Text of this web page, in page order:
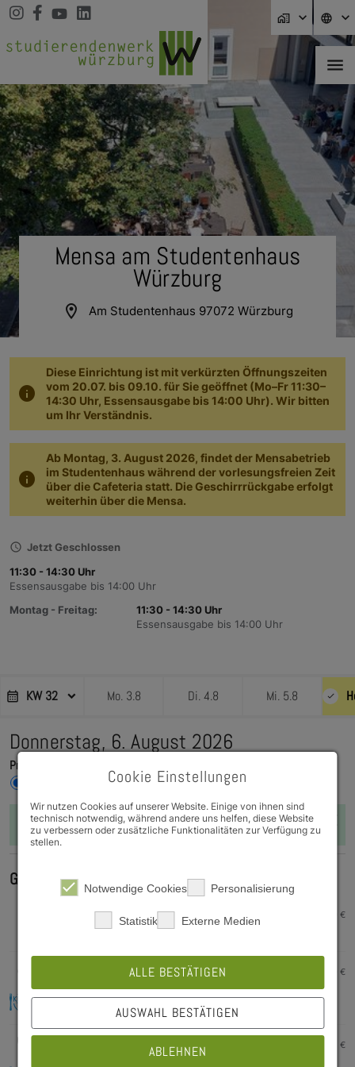
Direkt zur Hauptnavigation springen
Direkt zum Inhalt springen
Zur Unternavigation springen
home_work language
menu
Mensa am Studentenhaus
Würzburg
location_on Am Studentenhaus 97072 Würzburg
info
Diese Einrichtung ist mit verkürzten Öffnungszeiten
vom 20.07. bis 09.10. für Sie geöffnet (Mo–Fr 11:30–
14:30 Uhr, Essensausgabe bis 14:00 Uhr). Wir bitten
um Ihr Verständnis.
info
Ab Montag, 3. August 2026, findet der Mensabetrieb
im Studentenhaus während der vorlesungsfreien Zeit
über die Cafeteria statt. Die Geschirrrückgabe erfolgt
weiterhin über die Mensa.
schedule Jetzt Geschlossen
11:30 - 14:30 Uhr
Essensausgabe bis 14:00 Uhr
Montag - Freitag
11:30 - 14:30 Uhr
Essensausgabe bis 14:00 Uhr
KW 32 Mo. 3.8 Di. 4.8 Mi. 5.8 check
Donnerstag, 6. August 2026
Preise für:
Bedienstete Gäste
cookie
Preisauswahl immer für deinen
nächsten Besuch speichern?
Preisauswahl
Speichern
Gerichte
Siehe Tagesaushang! €
Spaghetti "Pesto alla Genovese" mit
€
expand_moreZusatzstoffe / Allergene / CO2 & Nährwertangaben
Kichererbsen dazu Langkornreis
€
Cookie Einstellungen
Wir nutzen Cookies auf unserer Website. Einige von ihnen sind
technisch notwendig, während andere uns helfen, diese Website
zu verbessern oder zusätzliche Funktionalitäten zur Verfügung zu
stellen.
Notwendige Cookies Personalisierung
Statistik Externe Medien
ALLE BESTÄTIGEN
AUSWAHL BESTÄTIGEN
ABLEHNEN